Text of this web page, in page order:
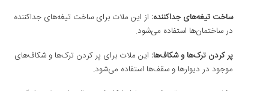
ساخت تیغه‌های جداکننده: از این ملات برای ساخت تیغه‌های جداکننده
در ساختمان‌ها استفاده می‌شود.
پر کردن ترک‌ها و شکاف‌ها: این ملات برای پر کردن ترک‌ها و شکاف‌های
موجود در دیوارها و سقف‌ها استفاده می‌شود.